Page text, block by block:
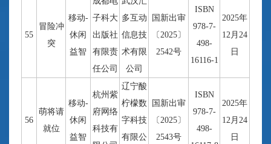
55
冒险冲
突
移动-
休闲
益智
子科大
出版社
有限责
任公司
多互动
信息技
术有限
公司
国新出审
〔2025〕
2542号
ISBN
978-7-
498-
16116-1
2025年
12月24
日
56
萌将请
就位
移动-
休闲
益智
杭州紫
府网络
科技有
辽宁酸
柠檬数
字科技
有限公
国新出审
〔2025〕
2543号
ISBN
978-7-
498-
2025年
12月24
日